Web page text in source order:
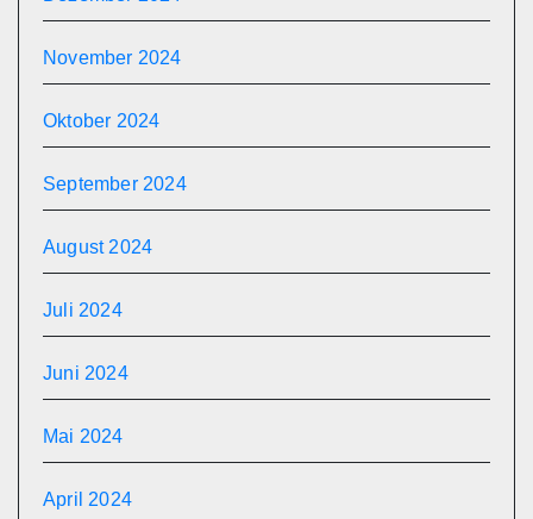
November 2024
Oktober 2024
September 2024
August 2024
Juli 2024
Juni 2024
Mai 2024
April 2024